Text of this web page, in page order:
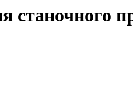
станочного